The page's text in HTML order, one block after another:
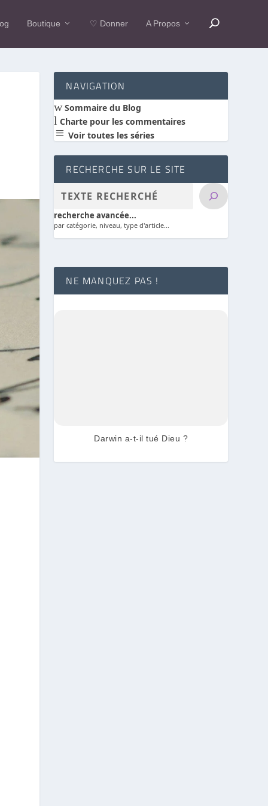
Boutique ♡ Donner A Propos
NAVIGATION
wSommaire du Blog
l Charte pour les commentaires
a Voir toutes les séries
RECHERCHE SUR LE SITE
recherche avancée...
par catégorie, niveau, type d'article...
NE MANQUEZ PAS !
Darwin a-t-il tué Dieu ?